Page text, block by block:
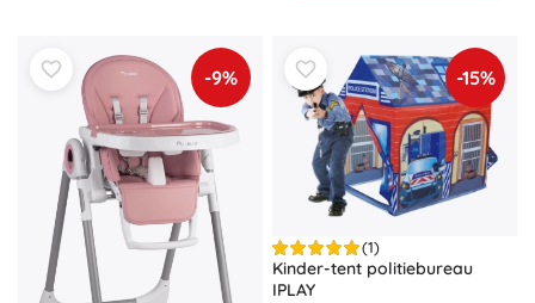
-9% -15%
(1)
Kinder-tent politiebureau
IPLAY